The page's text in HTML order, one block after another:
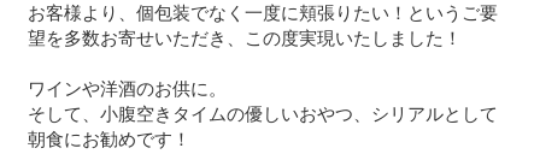
お客様より、個包装でなく一度に頬張りたい！というご要
望を多数お寄せいただき、この度実現いたしました！
ワインや洋酒のお供に。
そして、小腹空きタイムの優しいおやつ、シリアルとして
朝食にお勧めです！